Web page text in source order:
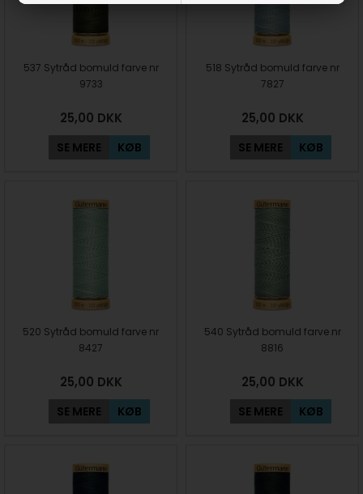
537 Sytråd bomuld farve nr
9733
25,00 DKK
SE MERE KØB
518 Sytråd bomuld farve nr
7827
25,00 DKK
SE MERE KØB
520 Sytråd bomuld farve nr
8427
25,00 DKK
SE MERE KØB
540 Sytråd bomuld farve nr
8816
25,00 DKK
SE MERE KØB